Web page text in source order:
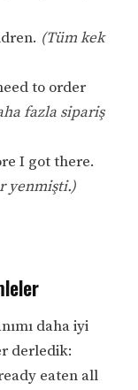
(Tüm kek
to order
fazla sipariş
I got there.
yenmişti.)
daha iyi
derledik:
eaten all